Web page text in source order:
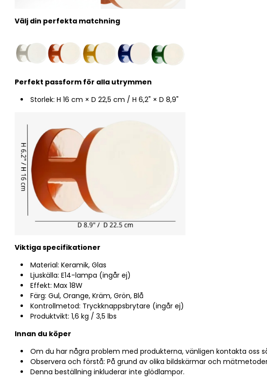
Välj din perfekta matchning
Perfekt passform för alla utrymmen
Storlek: H 16 cm × D 22,5 cm / H 6,2" × D 8,9"
Viktiga specifikationer
Material: Keramik, Glas
Ljuskälla: E14-lampa (ingår ej)
Effekt: Max 18W
Färg: Gul, Orange, Kräm, Grön, Blå
Kontrollmetod: Tryckknappsbrytare (ingår ej)
Produktvikt: 1,6 kg / 3,5 lbs
Innan du köper
Om du har några problem med produkterna, vänligen kontakta oss
Observera och förstå: På grund av olika bildskärmar och
Denna beställning inkluderar inte glödlampor.